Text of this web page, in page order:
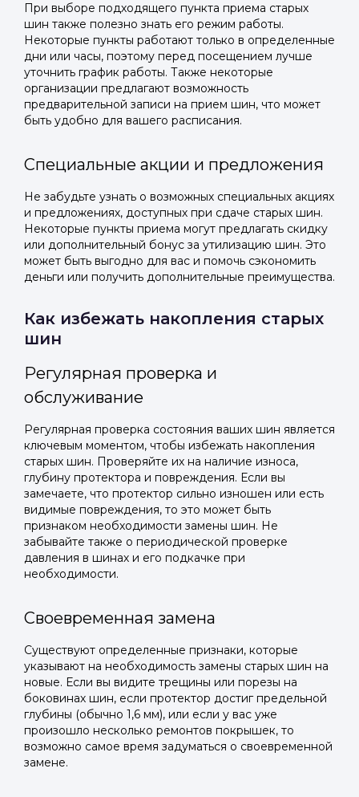
При выборе подходящего пункта приема старых
шин также полезно знать его режим работы.
Некоторые пункты работают только в определенные
дни или часы, поэтому перед посещением лучше
уточнить график работы. Также некоторые
организации предлагают возможность
предварительной записи на прием шин, что может
быть удобно для вашего расписания.
Специальные акции и предложения
Не забудьте узнать о возможных специальных акциях
и предложениях, доступных при сдаче старых шин.
Некоторые пункты приема могут предлагать скидку
или дополнительный бонус за утилизацию шин. Это
может быть выгодно для вас и помочь сэкономить
деньги или получить дополнительные преимущества.
Как избежать накопления старых
шин
Регулярная проверка и
обслуживание
Регулярная проверка состояния ваших шин является
ключевым моментом, чтобы избежать накопления
старых шин. Проверяйте их на наличие износа,
глубину протектора и повреждения. Если вы
замечаете, что протектор сильно изношен или есть
видимые повреждения, то это может быть
признаком необходимости замены шин. Не
забывайте также о периодической проверке
давления в шинах и его подкачке при
необходимости.
Своевременная замена
Существуют определенные признаки, которые
указывают на необходимость замены старых шин на
новые. Если вы видите трещины или порезы на
боковинах шин, если протектор достиг предельной
глубины (обычно 1,6 мм), или если у вас уже
произошло несколько ремонтов покрышек, то
возможно самое время задуматься о своевременной
замене.